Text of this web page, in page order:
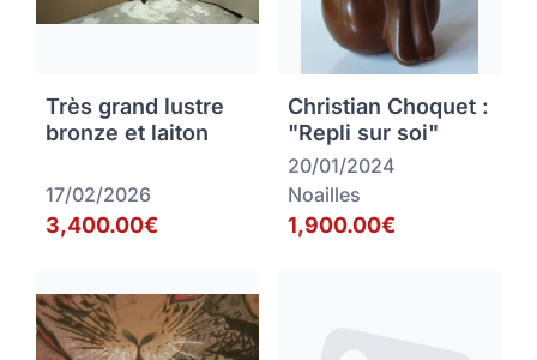
Très grand lustre
bronze et laiton
17/02/2026
3,400.00€
Christian Choquet :
"Repli sur soi"
20/01/2024
Noailles
1,900.00€